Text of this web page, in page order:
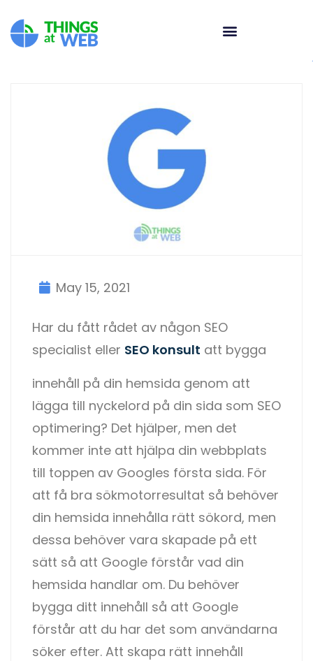
May 15, 2021
Har du fått rådet av någon SEO
specialist eller SEO konsult att bygga
innehåll på din hemsida genom att
lägga till nyckelord på din sida som SEO
optimering? Det hjälper, men det
kommer inte att hjälpa din webbplats
till toppen av Googles första sida. För
att få bra sökmotorresultat så behöver
din hemsida innehålla rätt sökord, men
dessa behöver vara skapade på ett
sätt så att Google förstår vad din
hemsida handlar om. Du behöver
bygga ditt innehåll så att Google
förstår att du har det som användarna
söker efter. Att skapa rätt innehåll